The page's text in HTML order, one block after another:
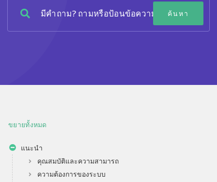
ขยายทั้งหมด
แนะนำ
คุณสมบัติและความสามารถ
ความต้องการของระบบ